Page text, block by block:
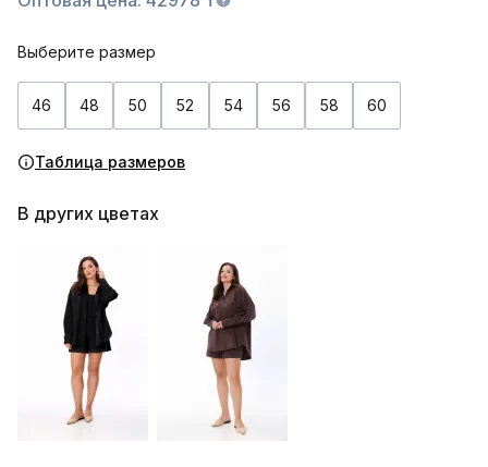
Выберите размер
46 48 50 52 54 56 58 60
Таблица размеров
В других цветах